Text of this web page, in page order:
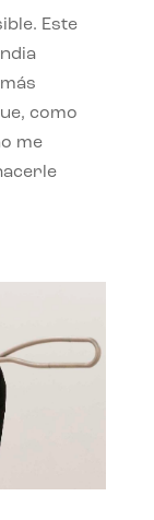
Este
como
me